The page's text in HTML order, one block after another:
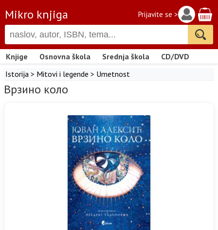
Mikro knjiga Prijavite se >
Knjige Osnovna škola Srednja škola
CD/DVD
Istorija > Mitovi i legende > Umetnost
Врзино коло